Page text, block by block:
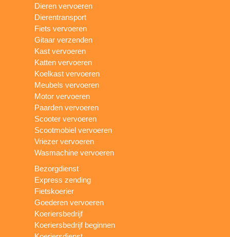
Dieren vervoeren
Dierentransport
Fiets vervoeren
Gitaar verzenden
Kast vervoeren
Katten vervoeren
Koelkast vervoeren
Meubels vervoeren
Motor vervoeren
Paarden vervoeren
Scooter vervoeren
Scootmobiel vervoeren
Vriezer vervoeren
Wasmachine vervoeren
Bezorgdienst
Express zending
Fietskoerier
Goederen vervoeren
Koeriersbedrijf
Koeriersbedrijf beginnen